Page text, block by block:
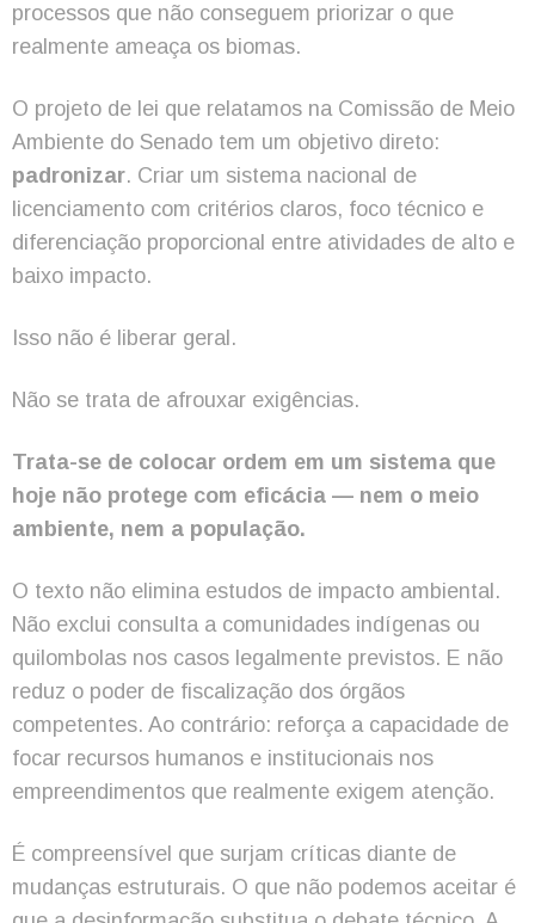
processos que não conseguem priorizar o que
realmente ameaça os biomas.
O projeto de lei que relatamos na Comissão de Meio
Ambiente do Senado tem um objetivo direto:
padronizar. Criar um sistema nacional de
licenciamento com critérios claros, foco técnico e
diferenciação proporcional entre atividades de alto e
baixo impacto.
Isso não é liberar geral.
Não se trata de afrouxar exigências.
Trata-se de colocar ordem em um sistema que
hoje não protege com eficácia — nem o meio
ambiente, nem a população.
O texto não elimina estudos de impacto ambiental.
Não exclui consulta a comunidades indígenas ou
quilombolas nos casos legalmente previstos. E não
reduz o poder de fiscalização dos órgãos
competentes. Ao contrário: reforça a capacidade de
focar recursos humanos e institucionais nos
empreendimentos que realmente exigem atenção.
É compreensível que surjam críticas diante de
mudanças estruturais. O que não podemos aceitar é